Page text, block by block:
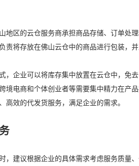
地区的云仓服务商承担商品存储、订单处
责将存放在佛山云仓中的商品进行包装，
，企业可以将库存集中放置在云仓中，免
境电商和个体创业者等需要集中精力在产
高效的代发货服务，满足企业的需求。
，建议根据企业的具体需求考虑服务质量